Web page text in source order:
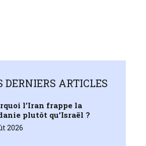
DERNIERS ARTICLES
l’Iran frappe la
plutôt qu’Israël ?
2026